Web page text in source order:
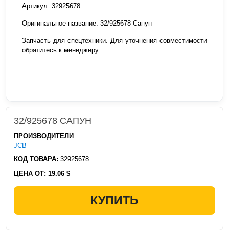
Артикул: 32925678
Оригинальное название: 32/925678 Сапун
Запчасть для спецтехники. Для уточнения совместимости
обратитесь к менеджеру.
32/925678 САПУН
ПРОИЗВОДИТЕЛИ
JCB
КОД ТОВАРА: 32925678
ЦЕНА ОТ: 19.06 $
КУПИТЬ